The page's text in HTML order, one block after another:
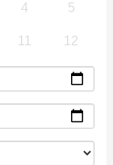
4 5
11 12